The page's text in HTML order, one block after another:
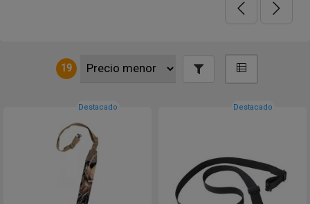
19
Destacado Destacado